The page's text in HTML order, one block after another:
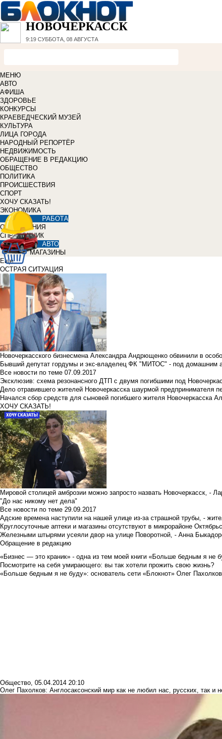
НОВОЧЕРКАССК
9:19 СУББОТА, 08 АВГУСТА
МЕНЮ
АВТО
АФИША
ЗДОРОВЬЕ
КОНКУРСЫ
КРАЕВЕДЧЕСКИЙ МУЗЕЙ
КУЛЬТУРА
ЛИЦА ГОРОДА
НАРОДНЫЙ РЕПОРТЁР
НЕДВИЖИМОСТЬ
ОБРАЩЕНИЕ В РЕДАКЦИЮ
ОБЩЕСТВО
ПОЛИТИКА
ПРОИСШЕСТВИЯ
СПОРТ
ХОЧУ СКАЗАТЬ!
ЭКОНОМИКА
РАБОТА
ОБЪЯВЛЕНИЯ
СПРАВОЧНИК
АВТО
МАГАЗИНЫ
Еще
ОСТРАЯ СИТУАЦИЯ
Новочеркасского бизнесмена Александра Андрющенко обвинили в
Бывший депутат гордумы и экс-владелец ФК "МИТОС" - под домашним
Все новости по теме 07.09.2017
Эксклюзив: схема резонансного ДТП с двумя погибшими под
Дело отравившего жителей Новочеркасска шаурмой предпринимателя
Начался сбор средств для сыновей погибшего жителя Новочеркасска
ХОЧУ СКАЗАТЬ!
Мировой столицей амброзии можно запросто назвать Новочеркасск, -
"До нас никому нет дела"
Все новости по теме 29.09.2017
Адские времена наступили на нашей улице из-за страшной трубы, -
Круглосуточные аптеки и магазины отсутствуют в микрорайоне
Железными штырями усеяли двор на улице Поворотной, - Анна
Обращение в редакцию
«Бизнес — это краник» - одна из тем моей книги «Больше бедным я не
Посмотрите на себя умирающего: вы так хотели прожить свою жизнь?
«Больше бедным я не буду»: основатель сети «Блокнот» Олег Пахолков
Общество, 05.04.2014 20:10
Олег Пахолков: Англосаксонский мир как не любил нас, русских, так и